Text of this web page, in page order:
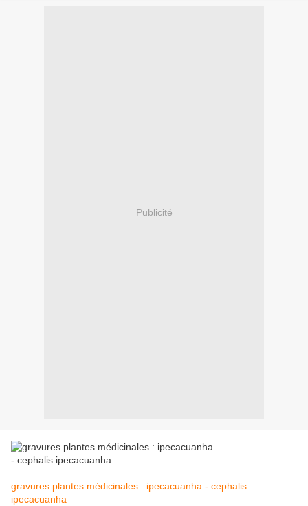
Publicité
gravures plantes médicinales : ipecacuanha - cephalis
ipecacuanha